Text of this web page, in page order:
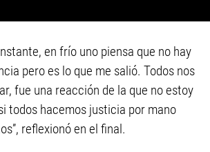
en frío uno piensa que no hay
pero es lo que me salió. Todos nos
fue una reacción de la que no estoy
todos hacemos justicia por mano
reflexionó en el final.